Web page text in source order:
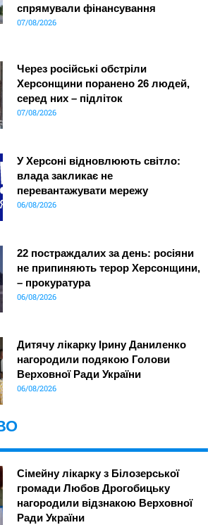
спрямували фінансування
07/08/2026
Через російські обстріли
Херсонщини поранено 26 людей,
серед них – підліток
07/08/2026
У Херсоні відновлюють світло:
влада закликає не
перевантажувати мережу
06/08/2026
22 постраждалих за день: росіяни
не припиняють терор Херсонщини,
– прокуратура
06/08/2026
Дитячу лікарку Ірину Даниленко
нагородили подякою Голови
Верховної Ради України
06/08/2026
Сімейну лікарку з Білозерської
громади Любов Дрогобицьку
нагородили відзнакою Верховної
Ради України